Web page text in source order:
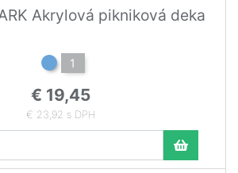
Akrylová pikniková deka
1
€ 19,45
€ 23,92 s DPH